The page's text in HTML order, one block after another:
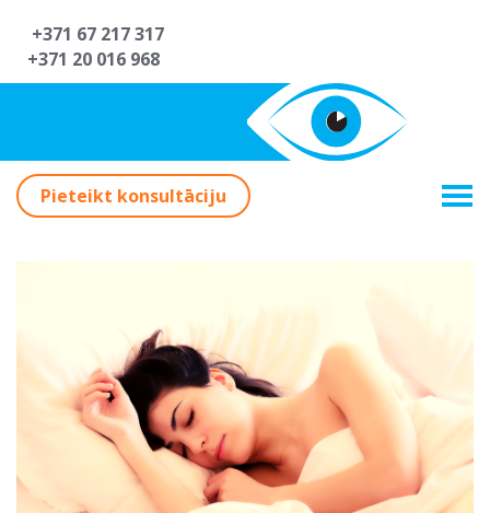
+371 67 217 317
+371 20 016 968
Pieteikt konsultāciju